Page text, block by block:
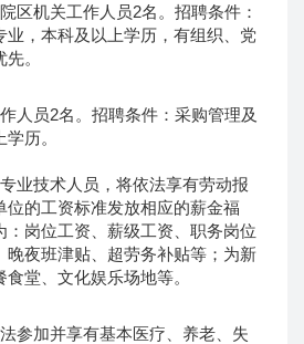
区机关工作人员2名。招聘条件：
业，本科及以上学历，有组织、党
。
人员2名。招聘条件：采购管理及
历。
业技术人员，将依法享有劳动报
位的工资标准发放相应的薪金福
：岗位工资、薪级工资、职务岗位
晚夜班津贴、超劳务补贴等；为新
堂、文化娱乐场地等。
参加并享有基本医疗、养老、失